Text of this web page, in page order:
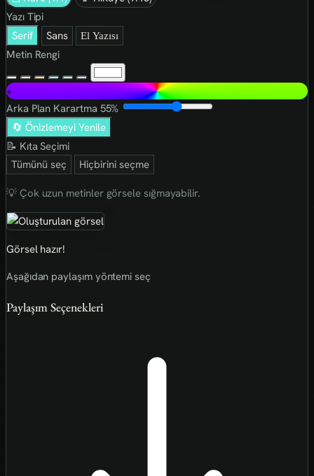
Yazı Tipi
Serif
Sans El Yazısı
Metin Rengi
+
Arka Plan Karartma 55%
🔄 Önizlemeyi Yenile
📝 Kıta Seçimi
Tümünü seç
Hiçbirini seçme
💡 Çok uzun metinler görsele sığmayabilir.
Görsel hazır!
Aşağıdan paylaşım yöntemi seç
Paylaşım Seçenekleri